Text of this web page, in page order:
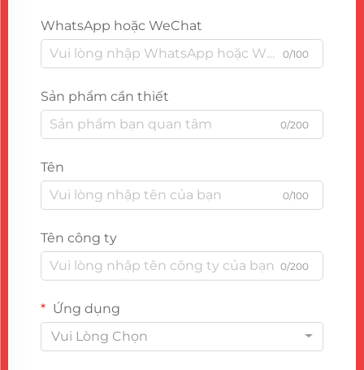
WhatsApp hoặc WeChat
0/100
Sản phẩm cần thiết
0/200
Tên
0/100
Tên công ty
0/200
Ứng dụng
Vui Lòng Chọn